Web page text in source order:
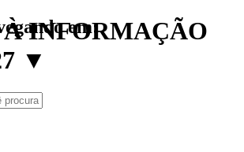
À INFORMAÇÃO
▼
em: